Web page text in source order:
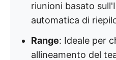
riunioni basato
automatica di
Range: Ideale per
allineamento del